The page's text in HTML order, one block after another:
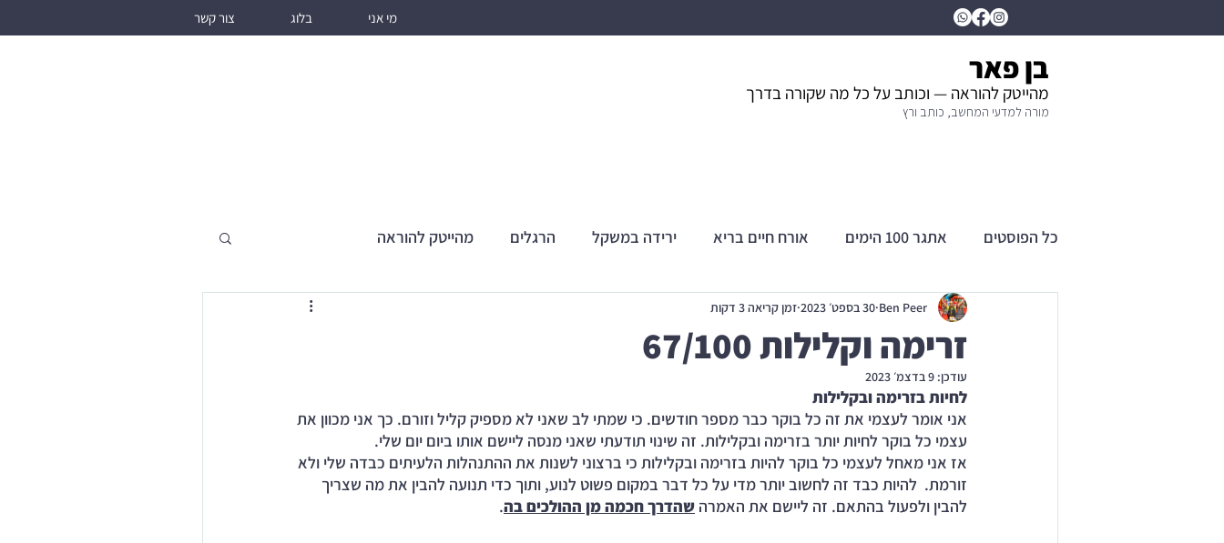
מי אני בלוג צור קשר
בן פאר
מהייטק להוראה — וכותב על כל מה שקורה בדרך
מורה למדעי המחשב, כותב ורץ
כל הפוסטים אתגר 100 הימים אורח חיים בריא ירידה במשקל הרגלים מהייטק להוראה
זרימה וקלילות 67/100
Ben Peer 30 בספט׳ 2023 זמן קריאה 3 דקות
עודכן: 9 בדצמ׳ 2023
לחיות בזרימה ובקלילות
אני אומר לעצמי את זה כל בוקר כבר מספר חודשים. כי שמתי לב שאני לא מספיק קליל וזורם. כך אני מכוון את
עצמי כל בוקר לחיות יותר בזרימה ובקלילות. זה שינוי תודעתי שאני מנסה ליישם אותו ביום יום שלי.
אז אני מאחל לעצמי כל בוקר להיות בזרימה ובקלילות כי ברצוני לשנות את ההתנהלות הלעיתים כבדה שלי ולא
זורמת.  להיות כבד זה לחשוב יותר מדי על כל דבר במקום פשוט לנוע, ותוך כדי תנועה להבין את מה שצריך
להבין ולפעול בהתאם. זה ליישם את האמרה שהדרך חכמה מן ההולכים בה.